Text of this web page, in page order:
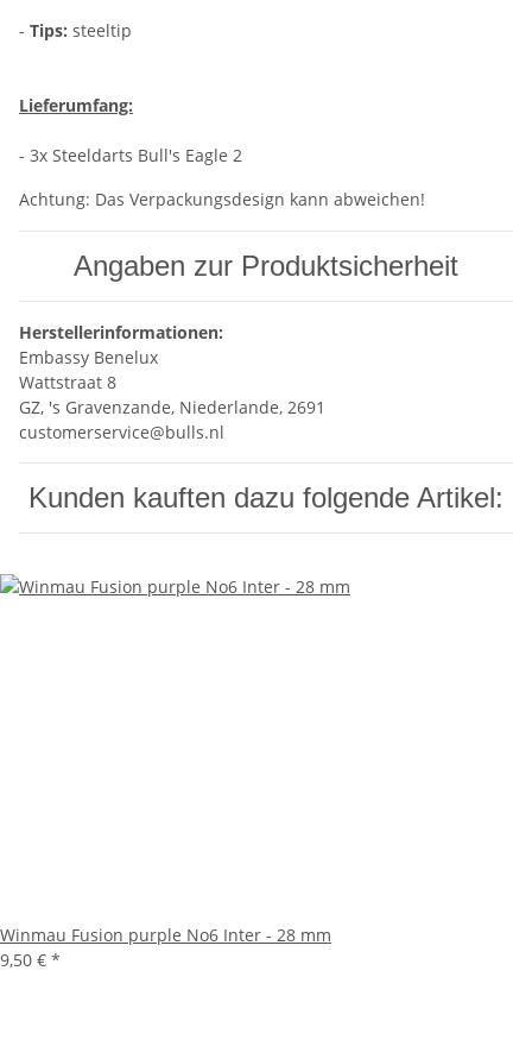
- Tips: steeltip
Lieferumfang:
- 3x Steeldarts Bull's Eagle 2
Achtung: Das Verpackungsdesign kann abweichen!
Angaben zur Produktsicherheit
Herstellerinformationen:
Embassy Benelux
Wattstraat 8
GZ, 's Gravenzande, Niederlande, 2691
customerservice@bulls.nl
Kunden kauften dazu folgende Artikel:
Winmau Fusion purple No6 Inter - 28 mm
9,50 € *